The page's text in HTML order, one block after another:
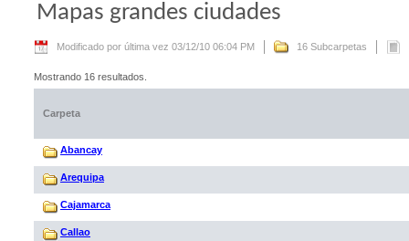
Mapas grandes ciudades
Modificado por última vez 03/12/10 06:04 PM 16 Subcarpetas
Mostrando 16 resultados.
Carpeta
Abancay
Arequipa
Cajamarca
Callao